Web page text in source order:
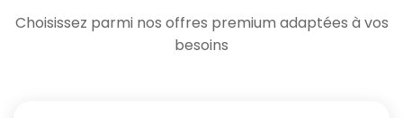
Choisissez parmi nos offres premium adaptées à vos
besoins